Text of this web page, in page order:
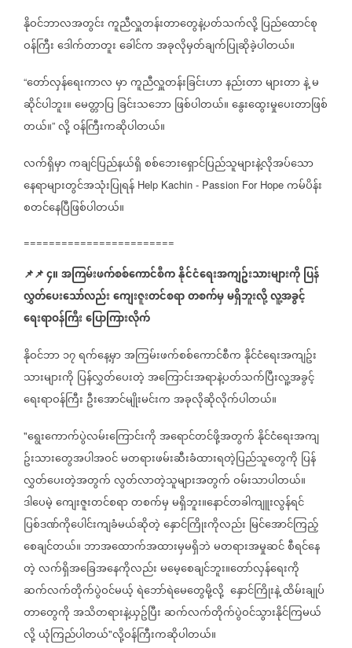
နိုဝင်ဘာလအတွင်းကူညီလှူတန်းတာတွေနဲ့ပတ်သက်လို့ပြည်ထောင်စု
ဝန်ကြီးဒေါက်တာတူး‌ခေါင်ကအခုလိုမှတ်ချက်ပြုဆိုခဲ့ပါတယ်။
“တော်လှန်ရေးကာလမှာကူညီလှူတန်းခြင်းဟာနည်းတာများတာနဲ့မ
ဆိုင်ပါဘူး။မေတ္တာပြ ခြင်းသဘောဖြစ်ပါတယ်။နွေးထွေးမှုပေးတာဖြစ်
တယ်။” လို့ဝန်ကြီးကဆိုပါတယ်။
လက်ရှိမှာကချင်ပြည်နယ်ရှိစစ်ဘေးရှောင်ပြည်သူများနဲ့လိုအပ်သော
နေရာများတွင်အသုံးပြုရန် Help Kachin - Passion For Hope ကမ်ပိန်း
စတင်နေပြီဖြစ်ပါတယ်။
========================
📌📌၄။အကြမ်းဖက်စစ်ကောင်စီကနိုင်ငံရေးအကျဥ်းသားများကိုပြန်
လွှတ်ပေးသော်လည်းကျေးဇူးတင်စရာတစက်မှမရှိဘူးလို့လူ့အခွင့်
ရေးရာဝန်ကြီးပြောကြားလိုက်
နိုဝင်ဘာ၁၇ရက်နေ့မှာအကြမ်းဖက်စစ်ကောင်စီကနိုင်ငံရေးအကျဥ်း
သားများကို ပြန်လွှတ်ပေးတဲ့အကြောင်းအရာနဲ့ပတ်သက်ပြီးလူ့အခွင့်
ရေးရာဝန်ကြီး ဦးအောင်မျိုးမင်းကအခုလိုဆိုလိုက်ပါတယ်။
"ရွေးကောက်ပွဲလမ်းကြောင်းကိုအရောင်တင်ဖို့အတွက်နိုင်ငံရေးအကျ
ဥ်းသားတွေအပါအဝင်မတရားဖမ်းဆီးခံထားရတဲ့ပြည်သူတွေကို ပြန်
လွှတ်ပေးတဲ့အတွက်လွတ်လာတဲ့သူများအတွက်ဝမ်းသာပါတယ်။
ဒါပေမဲ့ကျေးဇူးတင်စရာတစက်မှမရှိဘူး။နောင်တခါကျူးလွန်ရင်
ပြစ်ဒဏ်ကိုပေါင်းကျခံမယ်ဆိုတဲ့နှောင်ကြိုးကိုလည်း မြင်အောင်ကြည့်
စေချင်တယ်။ ဘာအထောက်အထားမှမရှိဘဲမတရားအမှုဆင်စီရင်နေ
တဲ့လက်ရှိအခြေအနေကိုလည်းမမေ့စေချင်ဘူး။တော်လှန်ရေးကို
ဆက်လက်တိုက်ပွဲဝင်မယ့်ရဲဘော်ရဲမေတွေမို့လို့ နှောင်ကြိုးနဲ့ထိမ်းချုပ်
တာတွေကိုအသိတရားနဲ့ယှဥ်ပြီးဆက်လက်တိုက်ပွဲဝင်သွားနိုင်ကြမယ်
လို့ယုံကြည်ပါတယ်"လို့ဝန်ကြီးကဆိုပါတယ်။